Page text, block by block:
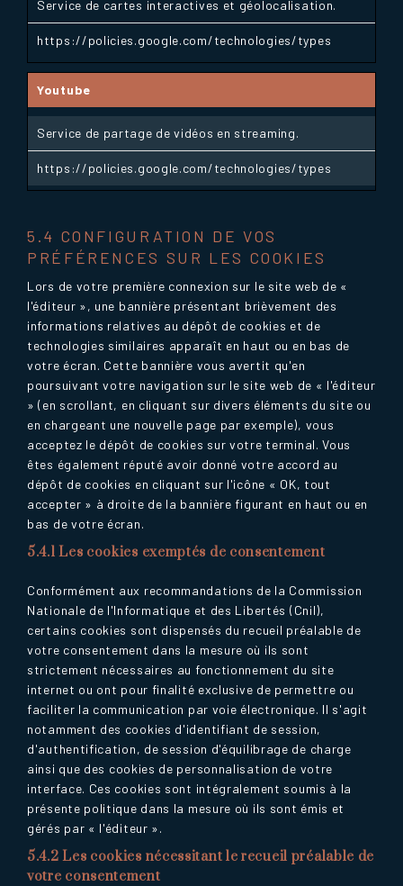
Service de cartes interactives et géolocalisation.
https://policies.google.com/technologies/types
Youtube
Service de partage de vidéos en streaming.
https://policies.google.com/technologies/types
5.4 CONFIGURATION DE VOS
PRÉFÉRENCES SUR LES COOKIES
Lors de votre première connexion sur le site web de «
l'éditeur », une bannière présentant brièvement des
informations relatives au dépôt de cookies et de
technologies similaires apparaît en haut ou en bas de
votre écran. Cette bannière vous avertit qu'en
poursuivant votre navigation sur le site web de « l'éditeur
» (en scrollant, en cliquant sur divers éléments du site ou
en chargeant une nouvelle page par exemple), vous
acceptez le dépôt de cookies sur votre terminal. Vous
êtes également réputé avoir donné votre accord au
dépôt de cookies en cliquant sur l'icône « OK, tout
accepter » à droite de la bannière figurant en haut ou en
bas de votre écran.
5.4.1 Les cookies exemptés de consentement
Conformément aux recommandations de la Commission
Nationale de l'Informatique et des Libertés (Cnil),
certains cookies sont dispensés du recueil préalable de
votre consentement dans la mesure où ils sont
strictement nécessaires au fonctionnement du site
internet ou ont pour finalité exclusive de permettre ou
faciliter la communication par voie électronique. Il s'agit
notamment des cookies d'identifiant de session,
d'authentification, de session d'équilibrage de charge
ainsi que des cookies de personnalisation de votre
interface. Ces cookies sont intégralement soumis à la
présente politique dans la mesure où ils sont émis et
gérés par « l'éditeur ».
5.4.2 Les cookies nécessitant le recueil préalable de
votre consentement